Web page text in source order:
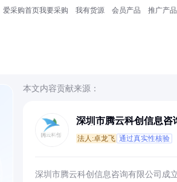
爱采购首页我要采购 我有货源 会员产品 推广产品
本文内容贡献来源：
深圳市腾云科创信息咨
法人:卓龙飞 通过真实性核验
深圳市腾云科创信息咨询有限公司成